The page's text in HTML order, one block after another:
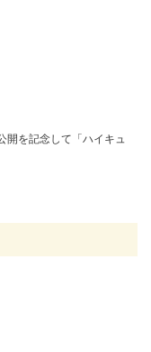
開を記念して「ハイキュ